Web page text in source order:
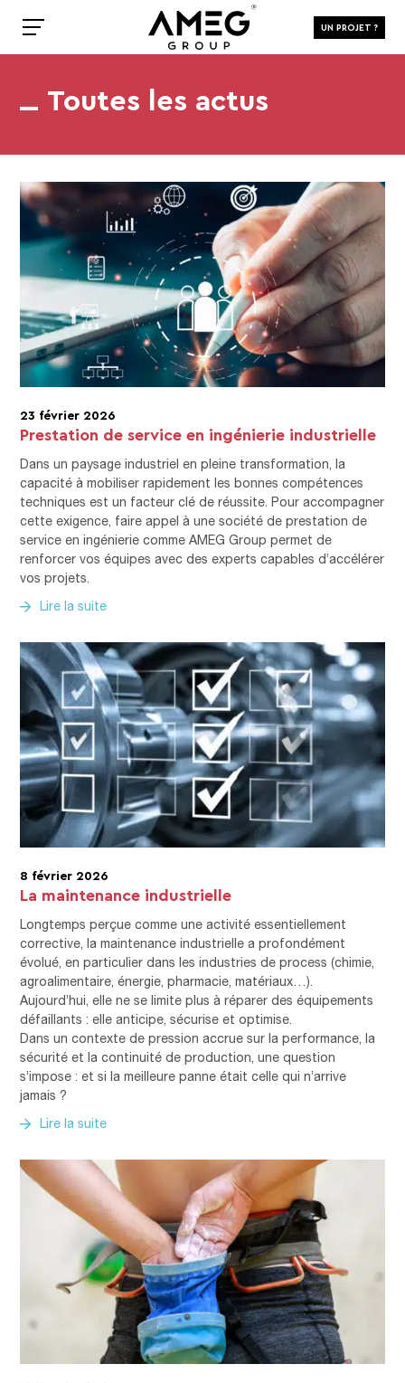
UN PROJET ?
Toutes les actus
23 février 2026
Prestation de service en ingénierie industrielle
Dans un paysage industriel en pleine transformation, la
capacité à mobiliser rapidement les bonnes compétences
techniques est un facteur clé de réussite. Pour accompagner
cette exigence, faire appel à une société de prestation de
service en ingénierie comme AMEG Group permet de
renforcer vos équipes avec des experts capables d’accélérer
vos projets.
Lire la suite
8 février 2026
La maintenance industrielle
Longtemps perçue comme une activité essentiellement
corrective, la maintenance industrielle a profondément
évolué, en particulier dans les industries de process (chimie,
agroalimentaire, énergie, pharmacie, matériaux…).
Aujourd’hui, elle ne se limite plus à réparer des équipements
défaillants : elle anticipe, sécurise et optimise.
Dans un contexte de pression accrue sur la performance, la
sécurité et la continuité de production, une question
s’impose : et si la meilleure panne était celle qui n’arrive
jamais ?
Lire la suite